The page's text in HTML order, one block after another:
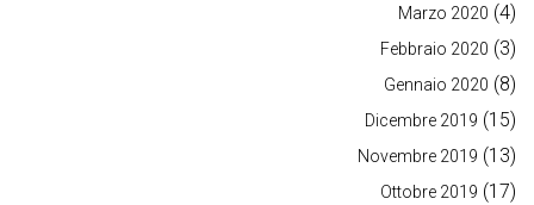
Marzo 2020 (4)
Febbraio 2020 (3)
Gennaio 2020 (8)
Dicembre 2019 (15)
Novembre 2019 (13)
Ottobre 2019 (17)